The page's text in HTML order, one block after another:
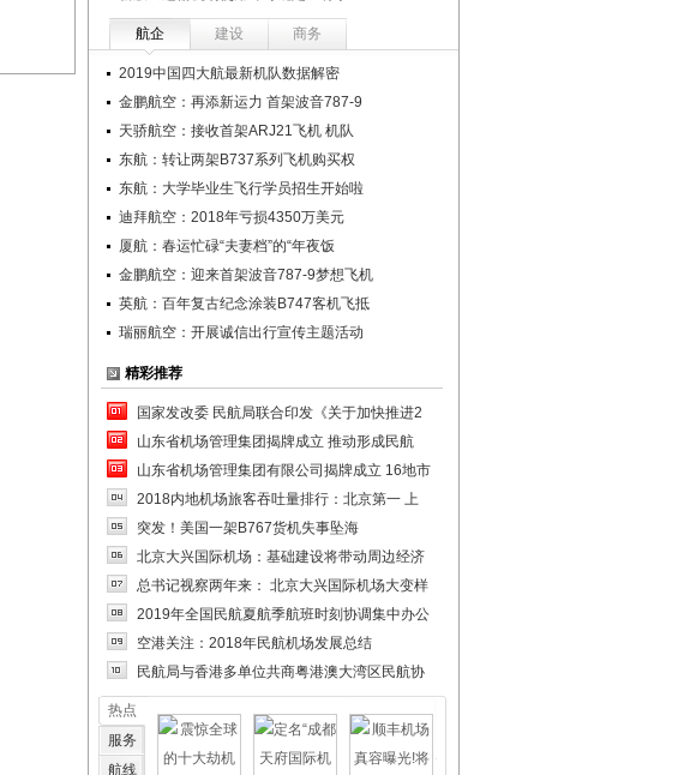
航企 建设 商务
2019中国四大航最新机队数据解密
金鹏航空：再添新运力 首架波音787-9
天骄航空：接收首架ARJ21飞机 机队
东航：转让两架B737系列飞机购买权
东航：大学毕业生飞行学员招生开始啦
迪拜航空：2018年亏损4350万美元
厦航：春运忙碌“夫妻档”的“年夜饭
金鹏航空：迎来首架波音787-9梦想飞机
英航：百年复古纪念涂装B747客机飞抵
瑞丽航空：开展诚信出行宣传主题活动
精彩推荐
国家发改委 民航局联合印发《关于加快推进2
山东省机场管理集团揭牌成立 推动形成民航
山东省机场管理集团有限公司揭牌成立 16地市
2018内地机场旅客吞吐量排行：北京第一 上
突发！美国一架B767货机失事坠海
北京大兴国际机场：基础建设将带动周边经济
总书记视察两年来： 北京大兴国际机场大变样
2019年全国民航夏航季航班时刻协调集中办公
空港关注：2018年民航机场发展总结
民航局与香港多单位共商粤港澳大湾区民航协
热点
服务
航线